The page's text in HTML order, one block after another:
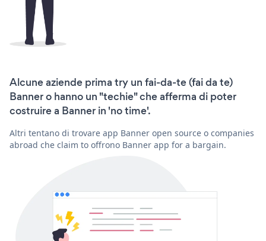
Alcune aziende prima try un fai-da-te (fai da te)
Banner o hanno un "techie" che afferma di poter
costruire a Banner in 'no time'.
Altri tentano di trovare app Banner open source o companies
abroad che claim to offrono Banner app for a bargain.